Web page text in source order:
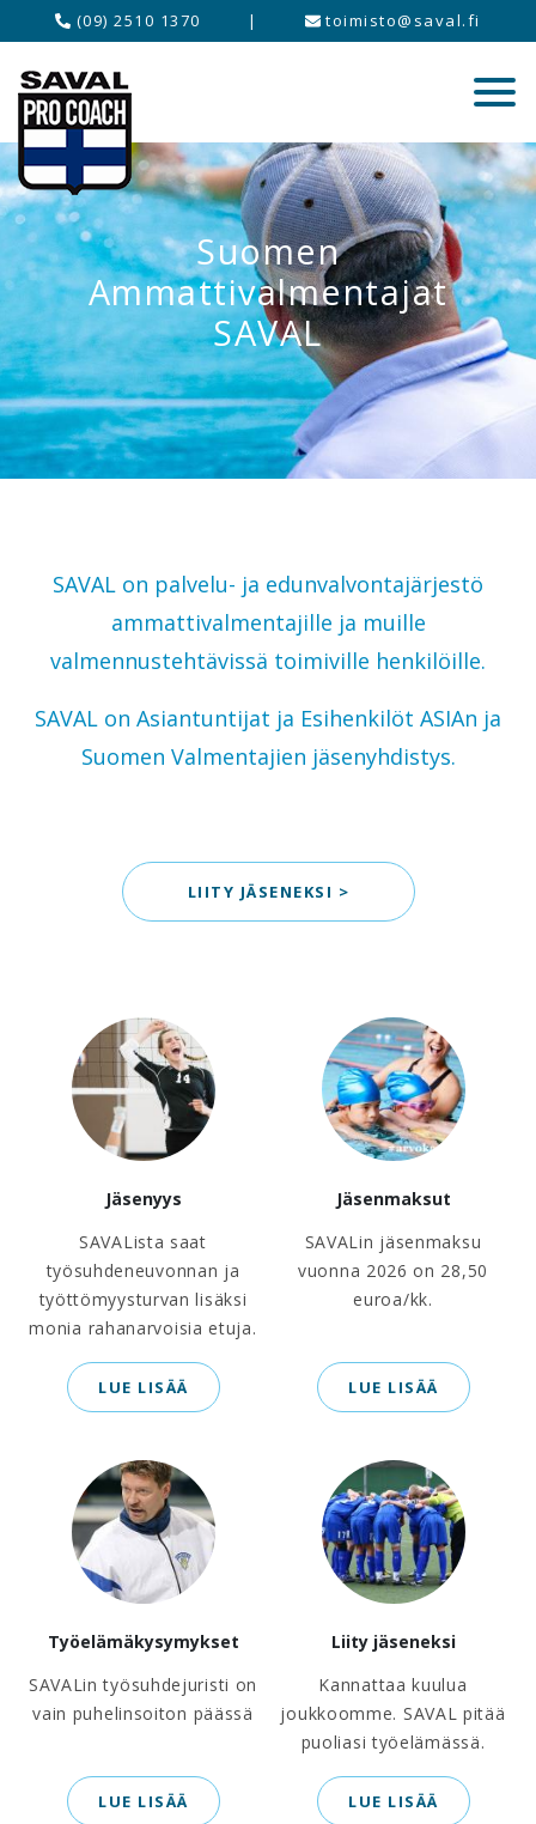
(09) 2510 1370 | toimisto@saval.fi
Suomen
Ammattivalmentajat
SAVAL
SAVAL on palvelu- ja edunvalvontajärjestö
ammattivalmentajille ja muille
valmennustehtävissä toimiville henkilöille.
SAVAL on Asiantuntijat ja Esihenkilöt ASIAn ja
Suomen Valmentajien jäsenyhdistys.
LIITY JÄSENEKSI >
Jäsenyys
SAVALista saat
työsuhdeneuvonnan ja
työttömyysturvan lisäksi
monia rahanarvoisia etuja.
LUE LISÄÄ
Jäsenmaksut
SAVALin jäsenmaksu
vuonna 2026 on 28,50
euroa/kk.
LUE LISÄÄ
Työelämäkysymykset
SAVALin työsuhdejuristi on
vain puhelinsoiton päässä
LUE LISÄÄ
Liity jäseneksi
Kannattaa kuulua
joukkoomme. SAVAL pitää
puoliasi työelämässä.
LUE LISÄÄ